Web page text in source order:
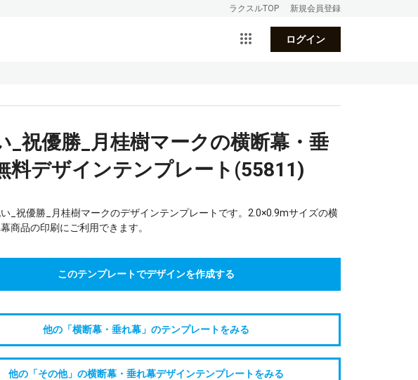
ラクスルTOP 新規会員登録
ログイン
_祝優勝_月桂樹マークの横断幕・垂
料デザインテンプレート(55811)
_祝優勝_月桂樹マークのデザインテンプレートです。2.0×0.9mサイズの横
商品の印刷にご利用できます。
このテンプレートでデザインを作成する
他の「横断幕・垂れ幕」のテンプレートをみる
他の「その他」の横断幕・垂れ幕デザインテンプレートをみる